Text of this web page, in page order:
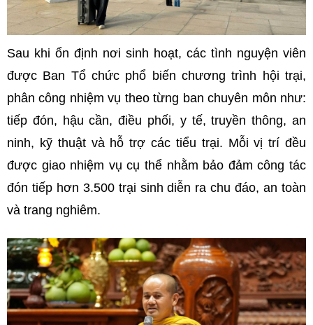
Sau khi ổn định nơi sinh hoạt, các tình nguyện viên
được Ban Tổ chức phổ biến chương trình hội trại,
phân công nhiệm vụ theo từng ban chuyên môn như:
tiếp đón, hậu cần, điều phối, y tế, truyền thông, an
ninh, kỹ thuật và hỗ trợ các tiểu trại. Mỗi vị trí đều
được giao nhiệm vụ cụ thể nhằm bảo đảm công tác
đón tiếp hơn 3.500 trại sinh diễn ra chu đáo, an toàn
và trang nghiêm.